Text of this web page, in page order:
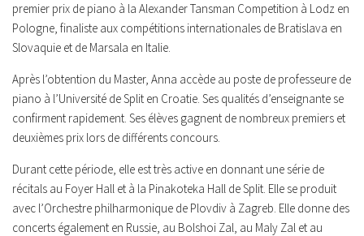
premier prix de piano à la Alexander Tansman Competition à Lodz en
Pologne, finaliste aux compétitions internationales de Bratislava en
Slovaquie et de Marsala en Italie.
Après l’obtention du Master, Anna accède au poste de professeure de
piano à l’Université de Split en Croatie. Ses qualités d’enseignante se
confirment rapidement. Ses élèves gagnent de nombreux premiers et
deuxièmes prix lors de différents concours.
Durant cette période, elle est très active en donnant une série de
récitals au Foyer Hall et à la Pinakoteka Hall de Split. Elle se produit
avec l’Orchestre philharmonique de Plovdiv à Zagreb. Elle donne des
concerts également en Russie, au Bolshoi Zal, au Maly Zal et au